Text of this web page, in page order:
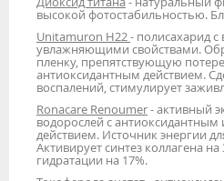
высокой фотостабильностью.
Unitamuron H22- полисахарид
увлажняющими свойствами.
пленку, препятствующую потере
антиоксидантным действием.
воспалений, стимулирует
Ronacare Renoumer- активный
водорослей с
действием. Источник энергии
Активирует синтез коллагена
гидратации на 17%.